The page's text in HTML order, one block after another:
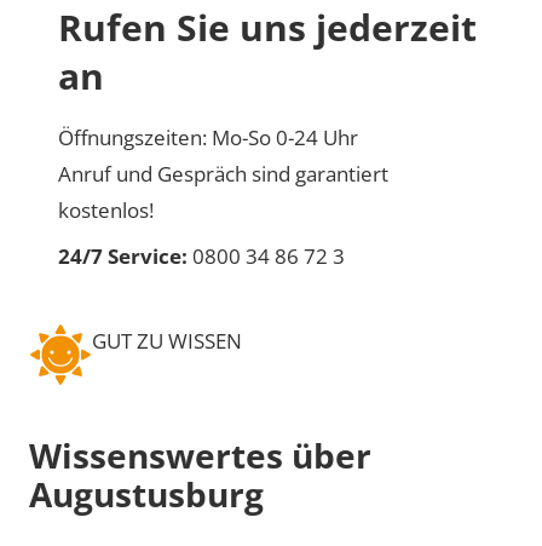
Rufen Sie uns jederzeit
an
Öffnungszeiten: Mo-So 0-24 Uhr
Anruf und Gespräch sind garantiert
kostenlos!
24/7 Service: 0800 34 86 72 3
GUT ZU WISSEN
Wissenswertes über
Augustusburg